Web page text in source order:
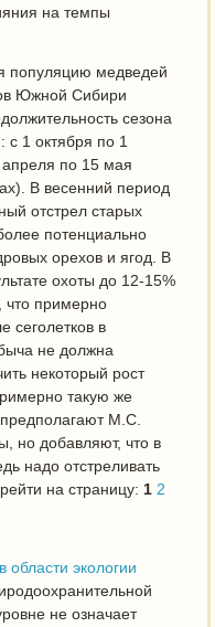
на темпы
популяцию медведей
Южной Сибири
сезона
с 1 октября по 1
апреля по 15 мая
В весенний период
отстрел старых
потенциально
орехов и ягод. В
охоты до 12-15%
что примерно
сеголетков в
не должна
некоторый рост
такую же
М.С.
но добавляют, что в
надо отстреливать
на страницу:1 2
области экологии
не означает